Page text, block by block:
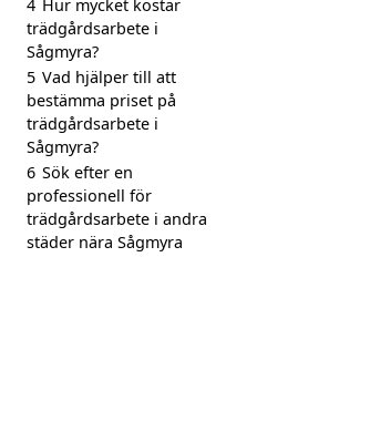
4 Hur mycket kostar
trädgårdsarbete i
Sågmyra?
5 Vad hjälper till att
bestämma priset på
trädgårdsarbete i
Sågmyra?
6 Sök efter en
professionell för
trädgårdsarbete i andra
städer nära Sågmyra